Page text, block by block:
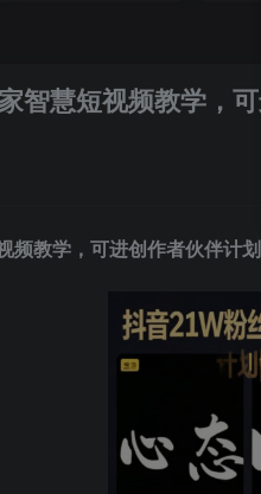
智慧短视频教学，
频教学，可进创作者伙伴计